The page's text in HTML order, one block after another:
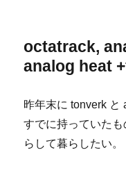
octatrack,
analog heat
昨年末に tonverk と
すでに持っていた
らして暮らしたい。